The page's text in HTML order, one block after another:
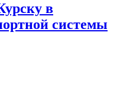
в
системы